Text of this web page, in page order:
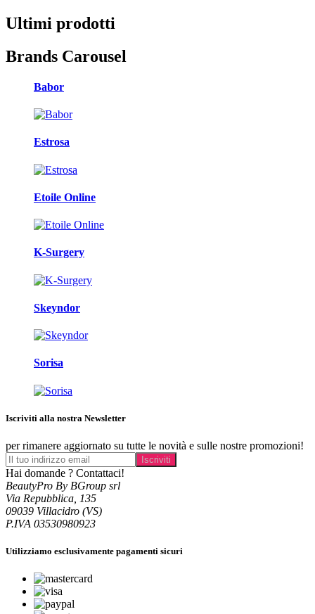
Ultimi prodotti
Brands Carousel
Babor
Estrosa
Etoile Online
K-Surgery
Skeyndor
Sorisa
Iscriviti alla nostra Newsletter
per rimanere aggiornato su tutte le novità e sulle nostre promozioni!
Hai domande ? Contattaci!
BeautyPro By BGroup srl
Via Repubblica, 135
09039 Villacidro (VS)
P.IVA 03530980923
Utilizziamo esclusivamente pagamenti sicuri